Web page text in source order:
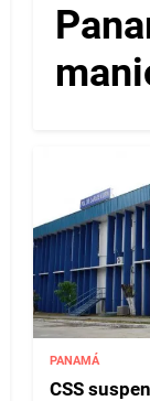
PANAMÁ
CSS